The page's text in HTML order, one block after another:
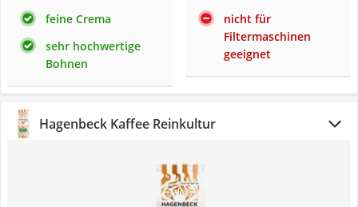
feine Crema
sehr hochwertige
Bohnen
nicht für
Filtermaschinen
geeignet
Hagenbeck Kaffee Reinkultur